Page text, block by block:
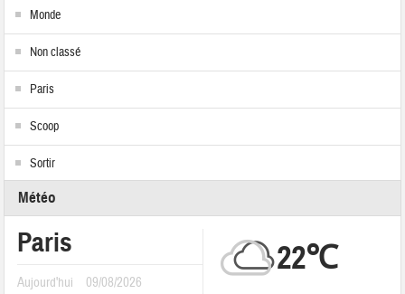
Monde
Non classé
Paris
Scoop
Sortir
Météo
Paris
Aujourd'hui 09/08/2026
22℃